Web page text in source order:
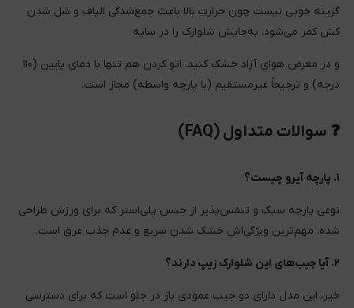
گزینه خوبی نیست چون حرارت بالا باعث جمع‌شدگی الیاف و شل شدن
کش کمر می‌شود. به‌جایش شلوارک را در سایه
و در معرض هوای آزاد خشک کنید. اتو کردن هم تنها با دمای پایین (۱۱۰
درجه) و ترجیحاً غیرمستقیم (با پارچه واسطه) مجاز است.
❓ سوالات متداول (FAQ)
۱. پارچه آیرو چیست؟
نوعی پارچه سبک و تنفس‌پذیر از جنس پلی‌استر که برای ورزش طراحی
شده. مهم‌ترین ویژگی‌اش خشک شدن سریع و عدم جذب عرق است.
۲. آیا جیب‌های این شلوارک زیپ دارند؟
خیر، این مدل دارای دو جیب عمودی باز در جلو است که برای دسترسی